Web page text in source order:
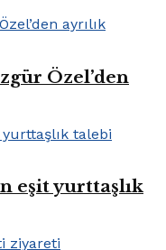
Özel’den
eşit yurttaşlık